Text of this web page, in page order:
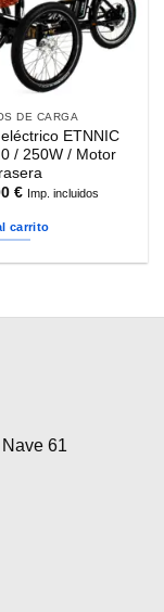
DE CARGA
ETNNIC
/ 250W / Motor
€ Imp. incluidos
carrito
61